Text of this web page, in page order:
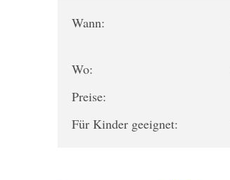
Wann:
Wo:
Preise:
Für Kinder geeignet: